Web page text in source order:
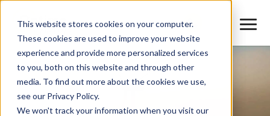
This website stores cookies on your computer.
These cookies are used to improve your website
experience and provide more personalized services
to you, both on this website and through other
media. To find out more about the cookies we use,
see our Privacy Policy.
We won't track your information when you visit our
contenu